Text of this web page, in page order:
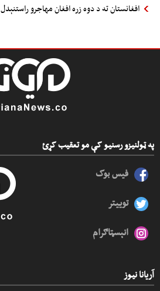
افغانستان ته د دوه زره افغان مهاجرو راستنېدل
په ټولنیزو رسنیو کې مو تعقیب کړئ
فیس بوک
توییتر
انېسټاګرام
آریانا نیوز